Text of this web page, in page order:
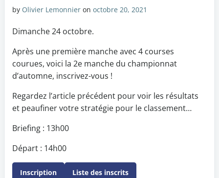
by Olivier Lemonnier on octobre 20, 2021
Dimanche 24 octobre.
Après une première manche avec 4 courses
courues, voici la 2e manche du championnat
d’automne, inscrivez-vous !
Regardez l’article précédent pour voir les résultats
et peaufiner votre stratégie pour le classement…
Briefing : 13h00
Départ : 14h00
Inscription Liste des inscrits